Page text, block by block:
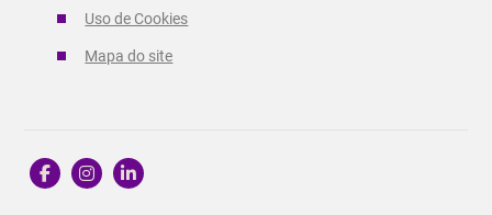
Uso de Cookies
Mapa do site